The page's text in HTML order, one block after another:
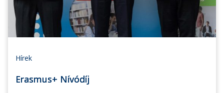
Hírek
Erasmus+ Nívódíj